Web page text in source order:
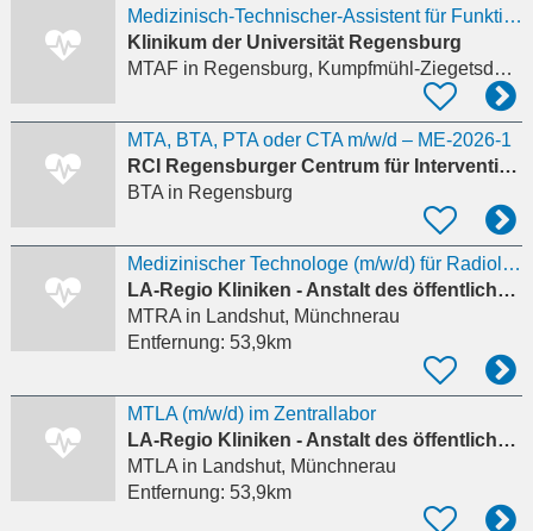
Medizinisch-Technischer-Assistent für Funktionsdiagnostik (MTA-F)...
Klinikum der Universität Regensburg
MTAF in Regensburg, Kumpfmühl-Ziegetsdorf-Neuprüll
MTA, BTA, PTA oder CTA m/w/d – ME-2026-1
RCI Regensburger Centrum für Interventionelle Immunologie
BTAin Regensburg
Medizinischer Technologe (m/w/d) für Radiologie
LA-Regio Kliniken - Anstalt des öffentlichen Rechts der Stadt und des Landkreises Landshut
MTRAin Landshut, Münchnerau
Entfernung: 53,9km
MTLA (m/w/d) im Zentrallabor
LA-Regio Kliniken - Anstalt des öffentlichen Rechts der Stadt und des Landkreises Landshut
MTLAin Landshut, Münchnerau
Entfernung: 53,9km